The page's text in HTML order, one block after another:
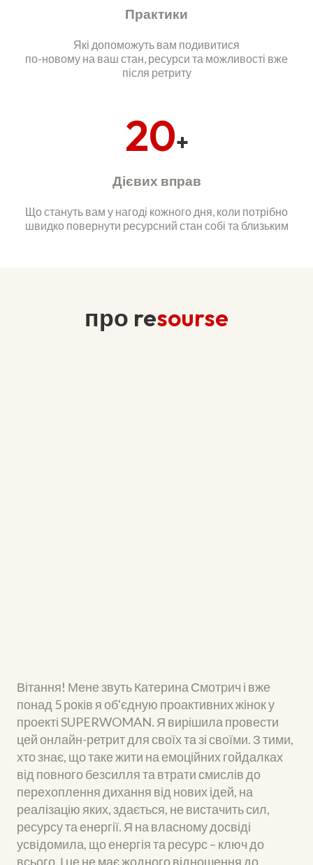
Практики
Які допоможуть вам подивитися
по-новому на ваш стан, ресурси та можливості вже
після ретриту
20+
Дієвих вправ
Що стануть вам у нагоді кожного дня, коли потрібно
швидко повернути ресурсний стан собі та близьким
про resourse
Вітання! Мене звуть Катерина Смотрич і вже
понад 5 років я об'єдную проактивних жінок у
проекті SUPERWOMAN. Я вирішила провести
цей онлайн-ретрит для своїх та зі своїми. З тими,
хто знає, що таке жити на емоційних гойдалках
від повного безсилля та втрати смислів до
перехоплення дихання від нових ідей, на
реалізацію яких, здається, не вистачить сил,
ресурсу та енергії. Я на власному досвіді
усвідомила, що енергія та ресурс – ключ до
всього. І це не має жодного відношення до